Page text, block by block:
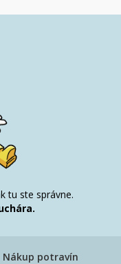
tu ste správne.
Nákup potravín